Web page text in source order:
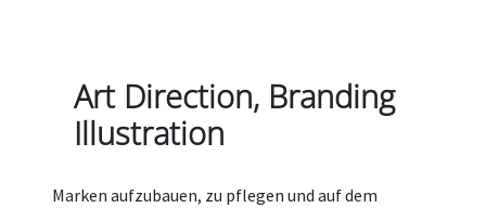
Art Direction, Branding
Illustration
Marken aufzubauen, zu pflegen und auf dem